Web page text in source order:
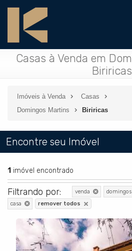
Casas à Venda em
Biriricas
Imóveis à Venda Casas
Domingos Martins
Biriricas
Encontre seu Imóvel
1 imóvel encontrado
Filtrando por: venda
casa
remover todos